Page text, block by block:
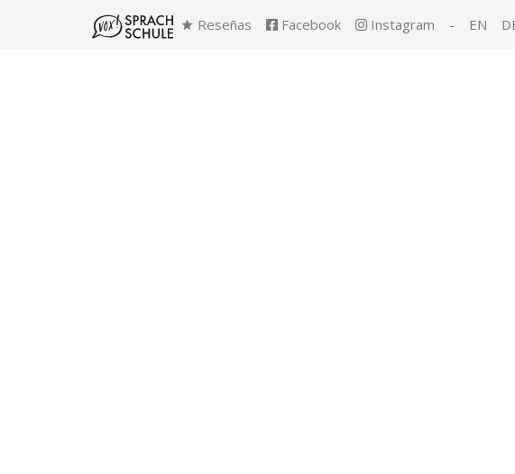
Reseñas Facebook Instagram - EN